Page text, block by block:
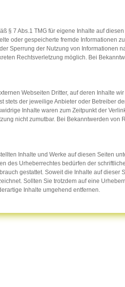
§ 7 Abs.1 TMG für eigene Inhalte auf
oder gespeicherte fremde Informationen
Sperrung der Nutzung von
Rechtsverletzung möglich. Bei
Webseiten Dritter, auf deren Inhalte
stets der jeweilige Anbieter oder Betreiber
Inhalte waren zum Zeitpunkt der
nicht zumutbar. Bei Bekanntwerden
Inhalte und Werke auf diesen Seiten
des Urheberrechtes bedürfen der
gestattet. Soweit die Inhalte auf
Sollten Sie trotzdem auf eine
Inhalte umgehend entfernen.